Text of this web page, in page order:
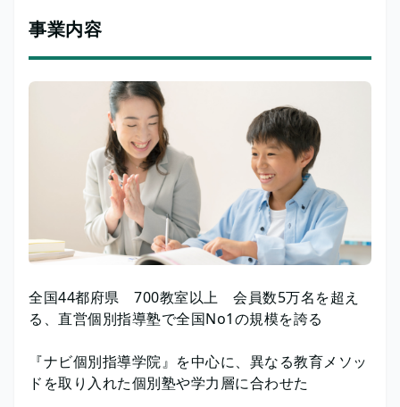
事業内容
全国44都府県 700教室以上 会員数5万名を超え
る、直営個別指導塾で全国No1の規模を誇る
『ナビ個別指導学院』を中心に、異なる教育メソッ
ドを取り入れた個別塾や学力層に合わせた